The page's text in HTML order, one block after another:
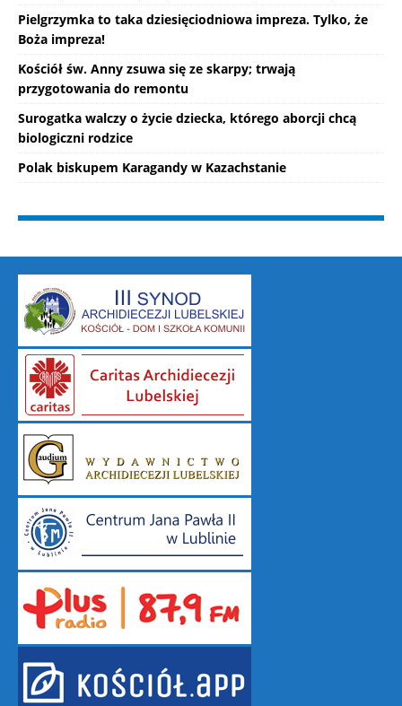
Pielgrzymka to taka dziesięciodniowa impreza. Tylko, że
Boża impreza!
Kościół św. Anny zsuwa się ze skarpy; trwają
przygotowania do remontu
Surogatka walczy o życie dziecka, którego aborcji chcą
biologiczni rodzice
Polak biskupem Karagandy w Kazachstanie